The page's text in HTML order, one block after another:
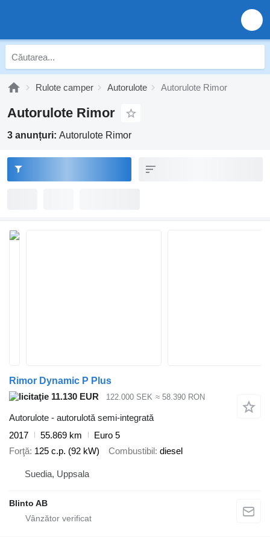
Rulote camper Autorulote Autorulote Rimor
Autorulote Rimor
3 anunțuri: Autorulote Rimor
Rimor Dynamic P Plus
11.130 EUR
122.000 SEK ≈ 58.390 RON
Autorulote - autorulotă semi-integrată
2017
55.869 km
Euro 5
Forţă 125 c.p. (92 kW) Combustibil diesel
Suedia, Uppsala
Blinto AB